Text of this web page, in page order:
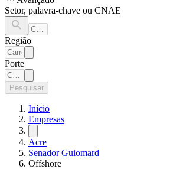
Setor, palavra-chave ou CNAE
Região
Porte
Pesquisar
Início
Empresas
Acre
Senador Guiomard
Offshore